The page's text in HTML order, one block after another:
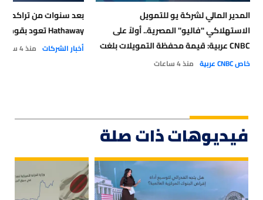
المدير المالي لشركة يو للتمويل
الاستهلاكي "فاليو" المصرية.. أولاً على
CNBC عربية: قيمة محفظة التمويلات بلغت
16 مليار جنيه بالنصف الأول 2026
خاص CNBC عربية منذ 4 ساعات
Hathaway تعود بقوة إلى شراء الأسهم!
أخبار الشركات منذ 4 ساعات
فيديوهات ذات صلة